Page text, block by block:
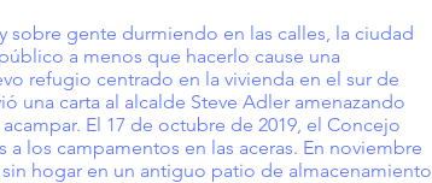
sobre gente durmiendo en las calles, la ciudad
a menos que hacerlo cause una
refugio centrado en la vivienda en el sur de
una carta al alcalde Steve Adler amenazando
El 17 de octubre de 2019, el Concejo
los campamentos en las aceras. En noviembre
hogar en un antiguo patio de almacenamiento